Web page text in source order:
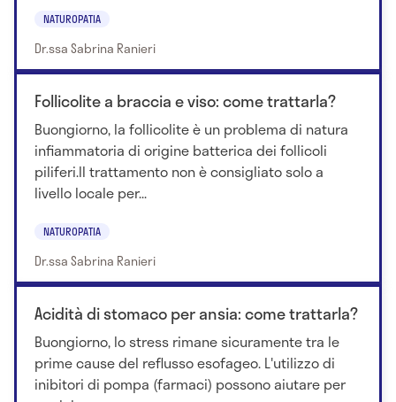
NATUROPATIA
Dr.ssa Sabrina Ranieri
Follicolite a braccia e viso: come trattarla?
Buongiorno, la follicolite è un problema di natura
infiammatoria di origine batterica dei follicoli
piliferi.Il trattamento non è consigliato solo a
livello locale per...
NATUROPATIA
Dr.ssa Sabrina Ranieri
Acidità di stomaco per ansia: come trattarla?
Buongiorno, lo stress rimane sicuramente tra le
prime cause del reflusso esofageo. L'utilizzo di
inibitori di pompa (farmaci) possono aiutare per